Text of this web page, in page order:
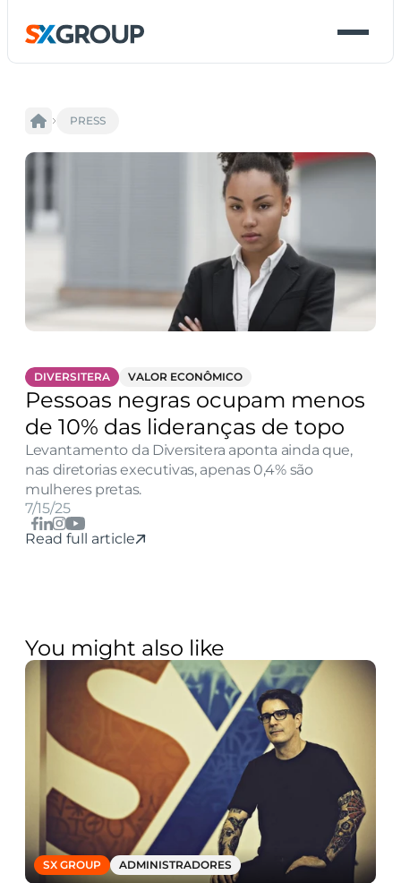
PRESS
DIVERSITERA VALOR ECONÔMICO
Pessoas negras ocupam menos
de 10% das lideranças de topo
Levantamento da Diversitera aponta ainda que,
nas diretorias executivas, apenas 0,4% são
mulheres pretas.
7/15/25
Read full article
You might also like
SX GROUP ADMINISTRADORES